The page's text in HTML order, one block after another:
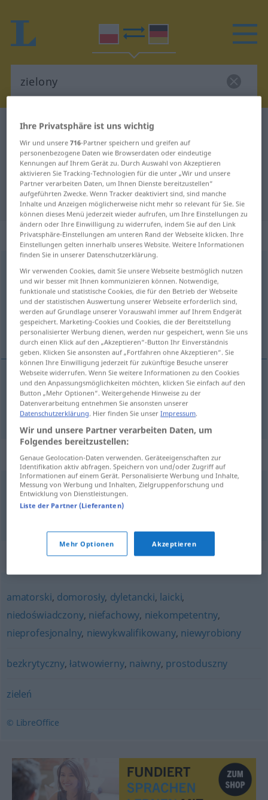
Polnisch-Deutsch Wörterbuch
Polnisch-Deutsch Übersetzung für
"zielony"
"zielony" Deutsch Übersetzung
„zielony“
zielony <-no>
Übersicht aller Übersetzungen
(Für mehr Details die Übersetzung anklicken/antippen)
grün
grün zielony
Beispielsätze für "zielony"
zabójczo zielony UMG
giftgrün, quietschgrün
Synonyme für "zielony"
amatorski, domorosły, dyletancki, laicki,
niedoświadczony, niefachowy, niekompetentny,
nieprofesjonalny, niewykwalifikowany, niewyrobiony
bezkrytyczny,łatwowierny, naiwny, prostoduszny
zieleń
© LibreOffice
Ihre Privatsphäre ist uns wichtig
Wir und unsere716-Partner speichern und greifen auf
personenbezogene Daten wie Browserdaten oder eindeutige
Kennungen auf Ihrem Gerät zu. Durch Auswahl von Akzeptieren
aktivieren Sie Tracking-Technologien für die unter „Wir und unsere
Partner verarbeiten Daten, um Ihnen Dienste bereitzustellen“
aufgeführten Zwecke. Wenn Tracker deaktiviert sind, sind manche
Inhalte und Anzeigen möglicherweise nicht mehr so relevant für Sie. Sie
können dieses Menü jederzeit wieder aufrufen, um Ihre Einstellungen zu
ändern oder Ihre Einwilligung zu widerrufen, indem Sie auf den Link
Privatsphäre-Einstellungen am unteren Rand der Webseite klicken. Ihre
Einstellungen gelten innerhalb unseres Website. Weitere Informationen
finden Sie in unserer Datenschutzerklärung.
Wir verwenden Cookies, damit Sie unsere Webseite bestmöglich nutzen
und wir besser mit Ihnen kommunizieren können. Notwendige,
funktionale und statistische Cookies, die für den Betrieb der Webseite
und der statistischen Auswertung unserer Webseite erforderlich sind,
werden auf Grundlage unserer Vorauswahl immer auf Ihrem Endgerät
gespeichert. Marketing-Cookies und Cookies, die der Bereitstellung
personalisierter Werbung dienen, werden nur gespeichert, wenn Sie uns
durch einen Klick auf den „Akzeptieren“-Button Ihr Einverständnis
geben. Klicken Sie ansonsten auf „Fortfahren ohne Akzeptieren“. Sie
können Ihre Einwilligung jederzeit für zukünftige Besuche unserer
Webseite widerrufen. Wenn Sie weitere Informationen zu den Cookies
und den Anpassungsmöglichkeiten möchten, klicken Sie einfach auf den
Button „Mehr Optionen“. Weitergehende Hinweise zu der
Datenverarbeitung entnehmen Sie ansonsten unserer
Datenschutzerklärung. Hier finden Sie unserImpressum.
Wir und unsere Partner verarbeiten Daten, um
Folgendes bereitzustellen:
Genaue Geolocation-Daten verwenden. Geräteeigenschaften zur
Identifikation aktiv abfragen. Speichern von und/oder Zugriff auf
Informationen auf einem Gerät. Personalisierte Werbung und Inhalte,
Messung von Werbung und Inhalten, Zielgruppenforschung und
Entwicklung von Dienstleistungen.
Liste der Partner (Lieferanten)
Mehr Optionen Akzeptieren